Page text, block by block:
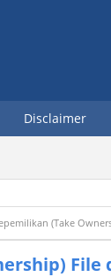
Disclaimer
(Take Ownership)
File